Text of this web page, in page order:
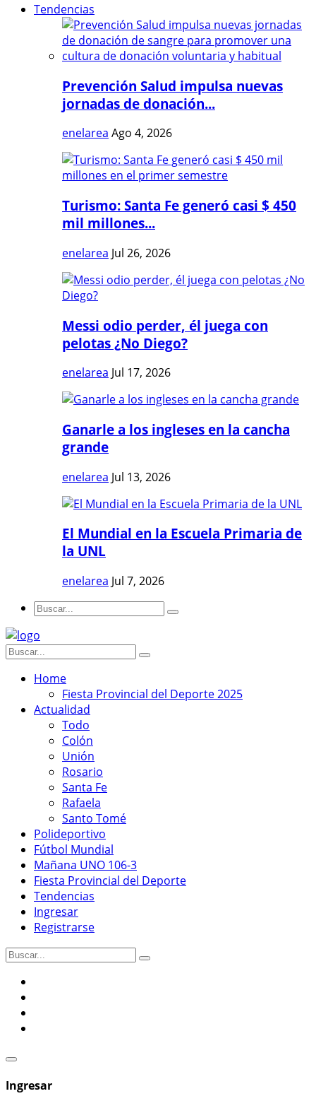
Tendencias
Prevención Salud impulsa nuevas
jornadas de donación...
enelarea Ago 4, 2026
Turismo: Santa Fe generó casi $ 450
mil millones...
enelarea Jul 26, 2026
Messi odio perder, él juega con
pelotas ¿No Diego?
enelarea Jul 17, 2026
Ganarle a los ingleses en la cancha
grande
enelarea Jul 13, 2026
El Mundial en la Escuela Primaria de
la UNL
enelarea Jul 7, 2026
Home
Fiesta Provincial del Deporte 2025
Actualidad
Todo
Colón
Unión
Rosario
Santa Fe
Rafaela
Santo Tomé
Polideportivo
Fútbol Mundial
Mañana UNO 106-3
Fiesta Provincial del Deporte
Tendencias
Ingresar
Registrarse
Ingresar